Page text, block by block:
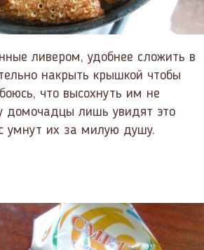
ливером, удобнее сложить в
накрыть крышкой чтобы
что высохнуть им не
домочадцы лишь увидят это
умнут их за милую душу.